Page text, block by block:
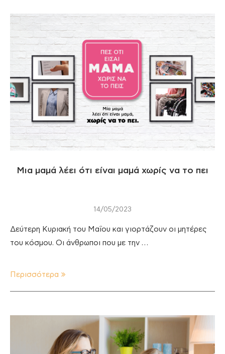
Μια μαμά λέει ότι είναι μαμά χωρίς να το πει
14/05/2023
Δεύτερη Κυριακή του Μαΐου και γιορτάζουν οι μητέρες
του κόσμου. Οι άνθρωποι που με την …
Περισσότερα